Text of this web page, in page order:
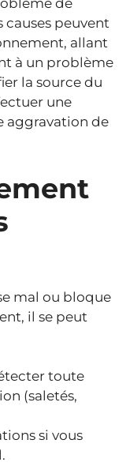
de
causes peuvent
allant
à un problème
la source du
une
aggravation de
mal ou bloque
il se peut
toute
(saletés,
si vous